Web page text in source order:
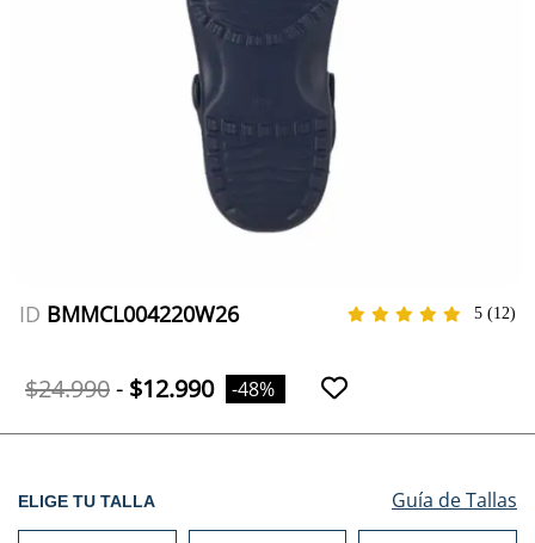
ID BMMCL004220W26 5 (12)
$24.990- $12.990 -48%
ELIGE TU TALLA Guía de Tallas